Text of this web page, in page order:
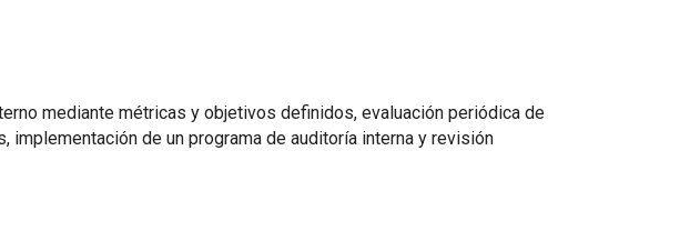
mediante métricas y objetivos definidos, evaluación periódica de
de un programa de auditoría interna y revisión